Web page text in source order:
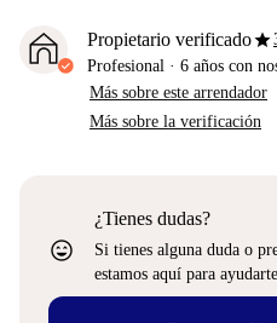
Propietario verificadostar
Profesional · 6 años con
Más sobre este arrendador
Más sobre la verificación
sentiment_very_satisfied
¿Tienes dudas?
Si tienes alguna duda o
estamos aquí para